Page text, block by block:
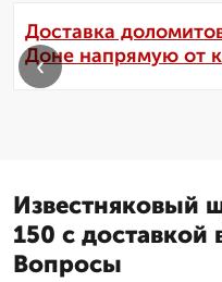
Доставка
Доне напрямую от
‹
Известняковый
150 с доставкой
Вопросы